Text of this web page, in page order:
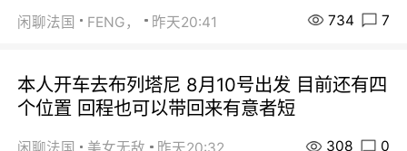
闲聊法国 FENG， 昨天20:41 734 7
本人开车去布列塔尼 8月10号出发 目前还有四
个位置 回程也可以带回来有意者短
308 0